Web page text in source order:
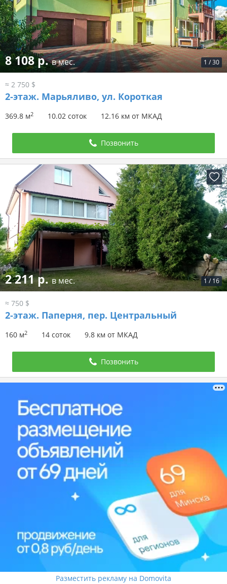
1 /30
8 108 р.в мес.
≈ 2 750 $
2-этаж. Марьяливо, ул. Короткая
369.8 м2 10.02 соток 12.16 км от МКАД
Позвонить
1 / 16
2 211 р.в мес.
≈ 750 $
2-этаж. Паперня, пер. Центральный
160 м2 14 соток 9.8 км от МКАД
Позвонить
Разместить рекламу на Domovita